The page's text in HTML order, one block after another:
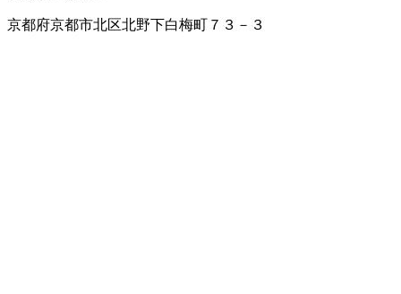
京都府京都市北区北野下白梅町７３－３